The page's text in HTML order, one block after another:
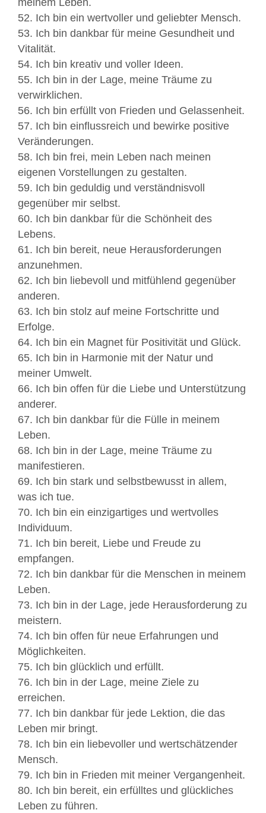
meinem Leben.
52. Ich bin ein wertvoller und geliebter Mensch.
53. Ich bin dankbar für meine Gesundheit und
Vitalität.
54. Ich bin kreativ und voller Ideen.
55. Ich bin in der Lage, meine Träume zu
verwirklichen.
56. Ich bin erfüllt von Frieden und Gelassenheit.
57. Ich bin einflussreich und bewirke positive
Veränderungen.
58. Ich bin frei, mein Leben nach meinen
eigenen Vorstellungen zu gestalten.
59. Ich bin geduldig und verständnisvoll
gegenüber mir selbst.
60. Ich bin dankbar für die Schönheit des
Lebens.
61. Ich bin bereit, neue Herausforderungen
anzunehmen.
62. Ich bin liebevoll und mitfühlend gegenüber
anderen.
63. Ich bin stolz auf meine Fortschritte und
Erfolge.
64. Ich bin ein Magnet für Positivität und Glück.
65. Ich bin in Harmonie mit der Natur und
meiner Umwelt.
66. Ich bin offen für die Liebe und Unterstützung
anderer.
67. Ich bin dankbar für die Fülle in meinem
Leben.
68. Ich bin in der Lage, meine Träume zu
manifestieren.
69. Ich bin stark und selbstbewusst in allem,
was ich tue.
70. Ich bin ein einzigartiges und wertvolles
Individuum.
71. Ich bin bereit, Liebe und Freude zu
empfangen.
72. Ich bin dankbar für die Menschen in meinem
Leben.
73. Ich bin in der Lage, jede Herausforderung zu
meistern.
74. Ich bin offen für neue Erfahrungen und
Möglichkeiten.
75. Ich bin glücklich und erfüllt.
76. Ich bin in der Lage, meine Ziele zu
erreichen.
77. Ich bin dankbar für jede Lektion, die das
Leben mir bringt.
78. Ich bin ein liebevoller und wertschätzender
Mensch.
79. Ich bin in Frieden mit meiner Vergangenheit.
80. Ich bin bereit, ein erfülltes und glückliches
Leben zu führen.